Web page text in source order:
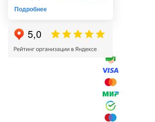
Подробнее